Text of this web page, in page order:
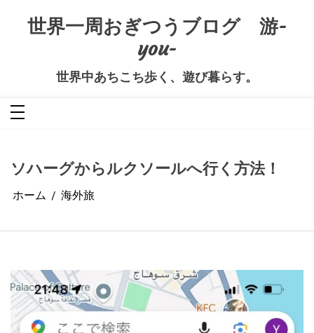
世界一周おぎつうブログ 游-
you-
世界中あちこち歩く、遊び暮らす。
ソハーグからルクソールへ行く方法！
ホーム 海外旅